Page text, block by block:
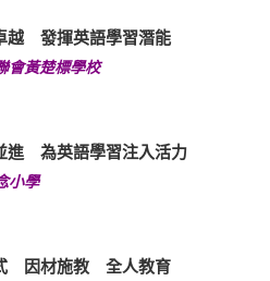
發揮英語學習潛能
會黃楚標學校
為英語學習注入活力
小學
因材施教 全人教育